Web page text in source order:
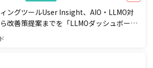
ングツールUser Insight、AIO・LLMO対
改善策提案までを「LLMOダッシュボー